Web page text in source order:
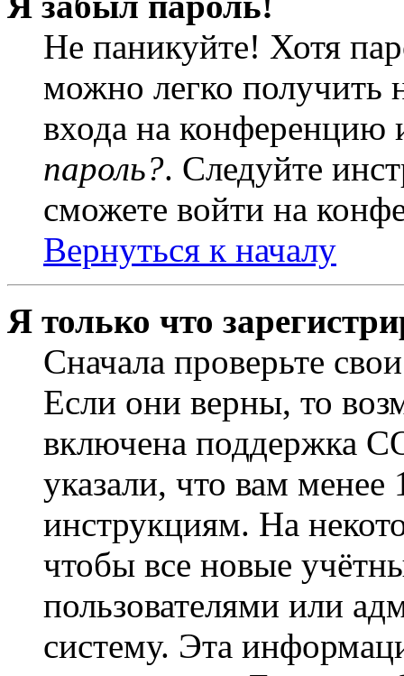
Не паникуйте! Хотя
можно легко получить
входа на
пароль?. Следуйте
сможете войти на
Вернуться к началу
Я только что
Сначала проверьте
Если они верны, то
включена поддержка
указали, что вам
инструкциям. На
чтобы все новые
пользователями или
систему. Эта